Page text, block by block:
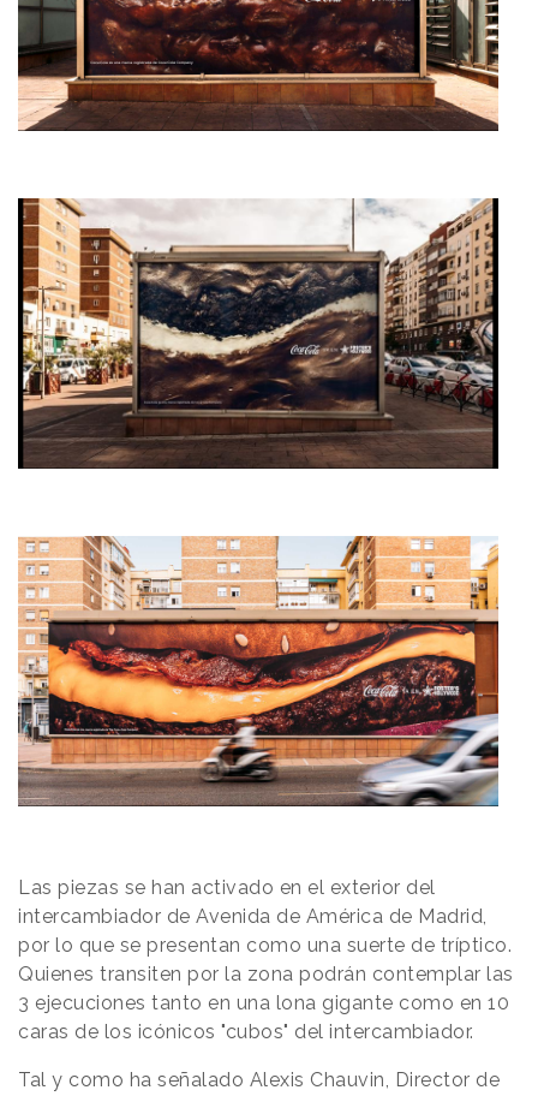
Las piezas se han activado en el exterior del
intercambiador de Avenida de América de Madrid,
por lo que se presentan como una suerte de tríptico.
Quienes transiten por la zona podrán contemplar las
3 ejecuciones tanto en una lona gigante como en 10
caras de los icónicos "cubos" del intercambiador.
Tal y como ha señalado Alexis Chauvin, Director de